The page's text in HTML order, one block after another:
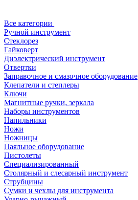
Все категории
Ручной инструмент
Стеклорез
Гайковерт
Диэлектрический инструмент
Отвертки
Заправочное и смазочное оборудование
Клепатели и степлеры
Ключи
Магнитные ручки, зеркала
Наборы инструментов
Напильники
Ножи
Ножницы
Паяльное оборудование
Пистолеты
Специализированный
Столярный и слесарный инструмент
Струбцины
Сумки и чехлы для инструмента